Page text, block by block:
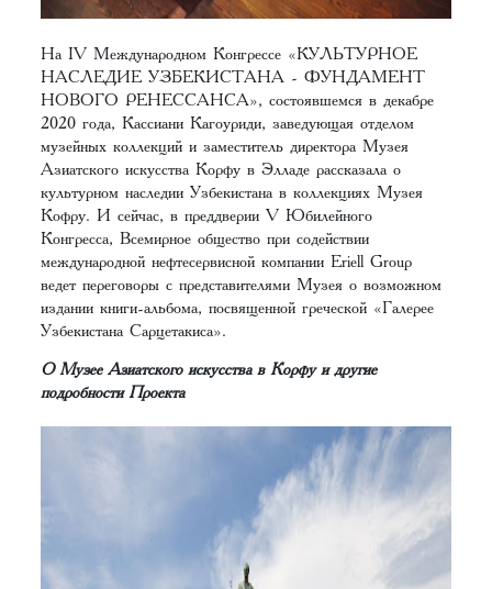
На IV Международном Конгрессе «КУЛЬТУРНОЕ
НАСЛЕДИЕ УЗБЕКИСТАНА - ФУНДАМЕНТ
НОВОГО РЕНЕССАНСА», состоявшемся в декабре
2020 года, Кассиани Кагоуриди, заведующая отделом
музейных коллекций и заместитель директора Музея
Азиатского искусства Корфу в Элладе рассказала о
культурном наследии Узбекистана в коллекциях Музея
Кофру. И сейчас, в преддверии V Юбилейного
Конгресса, Всемирное общество при содействии
международной нефтесервисной компании Eriell Group
ведет переговоры с представителями Музея о возможном
издании книги-альбома, посвященной греческой «Галерее
Узбекистана Сарцетакиса».
О Музее Азиатского искусства в Корфу и другие
подробности Проекта